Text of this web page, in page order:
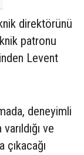
direktörünü
patronu
Levent
deneyimli
ve